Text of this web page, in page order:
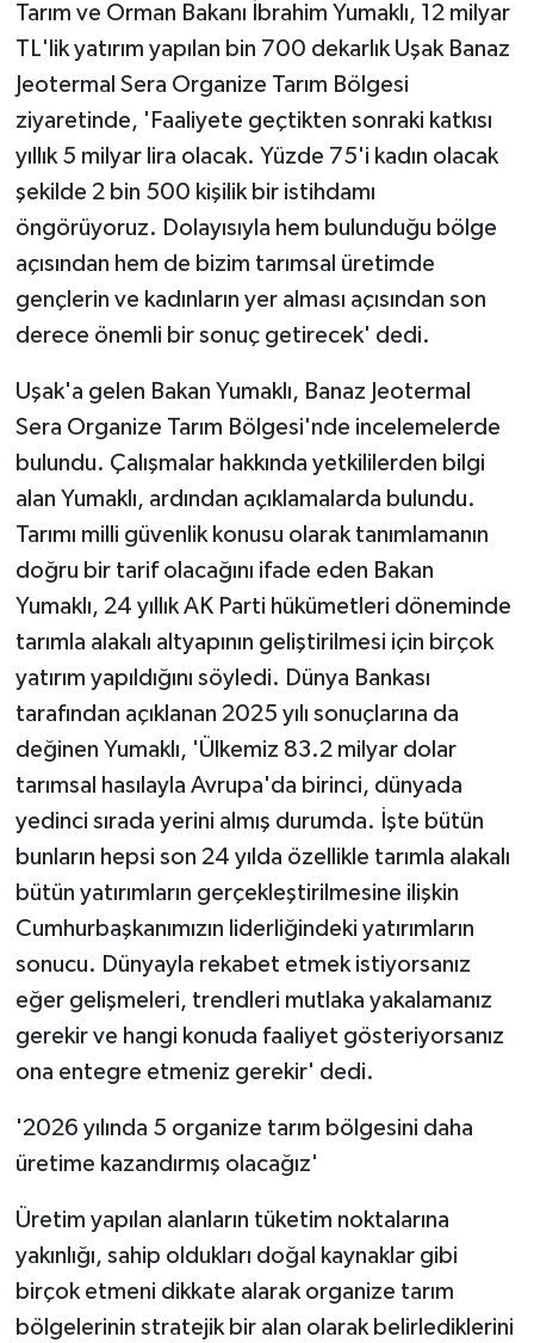
Tarım ve Orman Bakanı İbrahim Yumaklı, 12 milyar
TL'lik yatırım yapılan bin 700 dekarlık Uşak Banaz
Jeotermal Sera Organize Tarım Bölgesi
ziyaretinde, 'Faaliyete geçtikten sonraki katkısı
yıllık 5 milyar lira olacak. Yüzde 75'i kadın olacak
şekilde 2 bin 500 kişilik bir istihdamı
öngörüyoruz. Dolayısıyla hem bulunduğu bölge
açısından hem de bizim tarımsal üretimde
gençlerin ve kadınların yer alması açısından son
derece önemli bir sonuç getirecek' dedi.
Uşak'a gelen Bakan Yumaklı, Banaz Jeotermal
Sera Organize Tarım Bölgesi'nde incelemelerde
bulundu. Çalışmalar hakkında yetkililerden bilgi
alan Yumaklı, ardından açıklamalarda bulundu.
Tarımı milli güvenlik konusu olarak tanımlamanın
doğru bir tarif olacağını ifade eden Bakan
Yumaklı, 24 yıllık AK Parti hükümetleri döneminde
tarımla alakalı altyapının geliştirilmesi için birçok
yatırım yapıldığını söyledi. Dünya Bankası
tarafından açıklanan 2025 yılı sonuçlarına da
değinen Yumaklı, 'Ülkemiz 83.2 milyar dolar
tarımsal hasılayla Avrupa'da birinci, dünyada
yedinci sırada yerini almış durumda. İşte bütün
bunların hepsi son 24 yılda özellikle tarımla alakalı
bütün yatırımların gerçekleştirilmesine ilişkin
Cumhurbaşkanımızın liderliğindeki yatırımların
sonucu. Dünyayla rekabet etmek istiyorsanız
eğer gelişmeleri, trendleri mutlaka yakalamanız
gerekir ve hangi konuda faaliyet gösteriyorsanız
ona entegre etmeniz gerekir' dedi.
'2026 yılında 5 organize tarım bölgesini daha
üretime kazandırmış olacağız'
Üretim yapılan alanların tüketim noktalarına
yakınlığı, sahip oldukları doğal kaynaklar gibi
birçok etmeni dikkate alarak organize tarım
bölgelerinin stratejik bir alan olarak belirlediklerini